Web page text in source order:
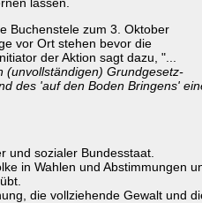
Buchenstele zum 3. Oktober
vor Ort stehen bevor die
der Aktion sagt dazu, "...
(unvollständigen) Grundgesetz-
des 'auf den Boden Bringens'
und sozialer Bundesstaat.
in Wahlen und Abstimmungen
die vollziehende Gewalt und